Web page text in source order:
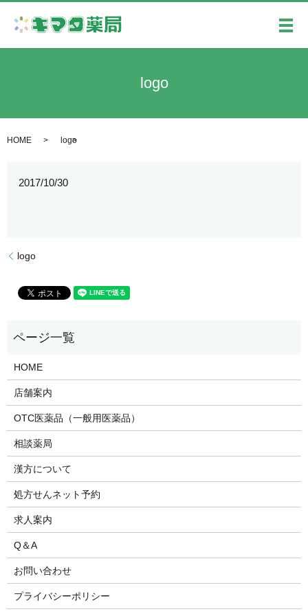
メ
logo
HOME logo
2017/10/30
logo
HOME
店舗案内
OTC医薬品（一般用医薬品）
相談薬局
漢方について
処方せんネット予約
求人案内
Q＆A
お問い合わせ
プライバシーポリシー